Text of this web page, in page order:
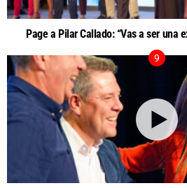
Page a Pilar Callado: “Vas a ser una